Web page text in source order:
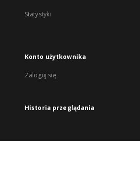
Statystyki
Konto użytkownika
Zaloguj się
Historia przeglądania